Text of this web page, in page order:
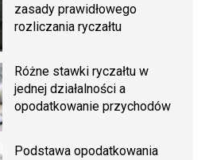
zasady prawidłowego
rozliczania ryczałtu
Różne stawki ryczałtu w
jednej działalności a
opodatkowanie przychodów
Podstawa opodatkowania